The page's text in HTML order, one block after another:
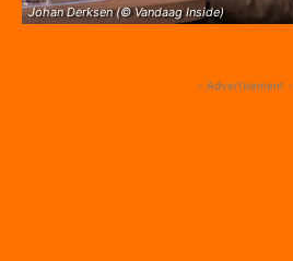
Johan Derksen (© Vandaag Inside)
- Advertisement -